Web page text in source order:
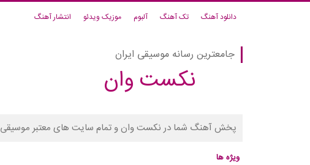
دانلود آهنگ تک آهنگ آلبوم موزیک ویدئو انتشار آهنگ
جامعترین رسانه موسیقی ایران
نکست وان
پخش آهنگ شما در نکست وان و تمام سایت های معتبر موسیقی
ویژه ها